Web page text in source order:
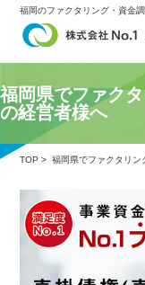
福岡のファクタリング・資金
ファ
福岡県でファク
の経営者様へ
TOP > 福岡県でファクタリン